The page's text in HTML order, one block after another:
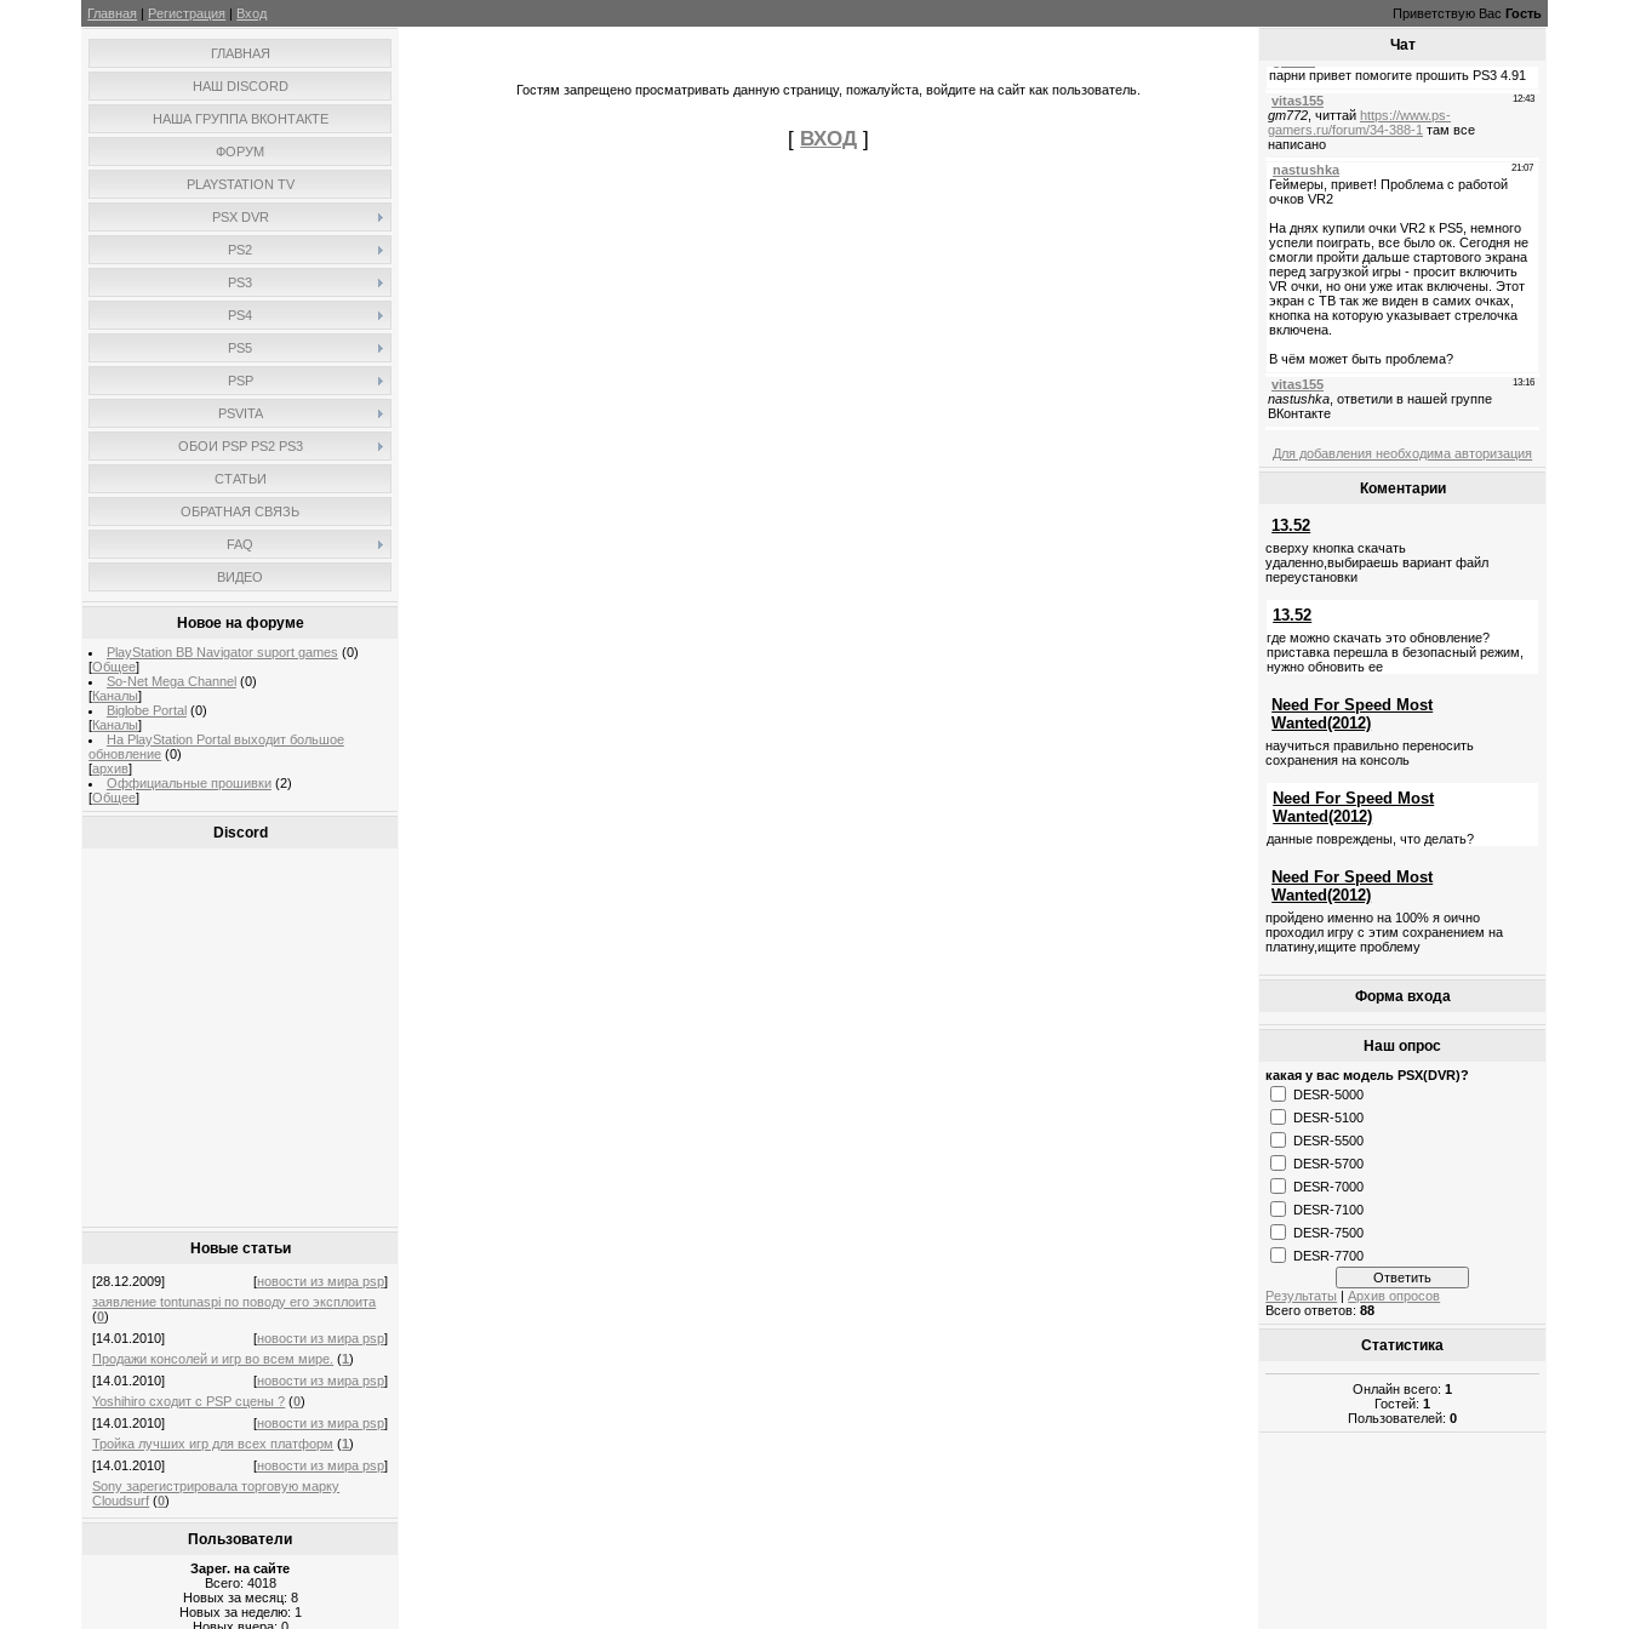
Главная | Регистрация | Вход Приветствую Вас Гость
ГЛАВНАЯ
НАШ DISCORD
НАША ГРУППА ВКОНТАКТЕ
ФОРУМ
PLAYSTATION TV
PSX DVR
PS2
PS3
PS4
PS5
PSP
PSVITA
ОБОИ PSP PS2 PS3
СТАТЬИ
ОБРАТНАЯ СВЯЗЬ
FAQ
ВИДЕО
Новое на форуме
PlayStation BB Navigator suport games (0)
[Общее]
So-Net Mega Channel (0)
[Каналы]
Biglobe Portal (0)
[Каналы]
На PlayStation Portal выходит большое
обновление (0)
[архив]
Оффициальные прошивки (2)
[Общее]
Discord
Новые статьи
[28.12.2009] [новости из мира psp]
заявление tontunaspi по поводу его эксплоита
(0)
[14.01.2010]
[новости из мира psp]
Продажи консолей и игр во всем мире. (1)
[14.01.2010]
[новости из мира psp]
Yoshihiro сходит с PSP сцены ? (0)
[14.01.2010]
[новости из мира psp]
Тройка лучших игр для всех платформ (1)
[14.01.2010]
[новости из мира psp]
Sony зарегистрировала торговую марку
Cloudsurf (0)
Пользователи
Зарег. на сайте
Всего: 4018
Новых за месяц: 8
Новых за неделю: 1
Гостям запрещено просматривать данную страницу, пожалуйста, войдите на сайт как пользователь.
[ ВХОД ]
Чат
Для добавления необходима авторизация
Коментарии
13.52
сверху кнопка скачать
удаленно,выбираешь вариант файл
переустановки
13.52
где можно скачать это обновление?
приставка перешла в безопасный режим,
нужно обновить ее
Need For Speed Most
Wanted(2012)
научиться правильно переносить
сохранения на консоль
Need For Speed Most
Wanted(2012)
данные повреждены, что делать?
Need For Speed Most
Wanted(2012)
пройдено именно на 100% я оично
проходил игру с этим сохранением на
платину,ищите проблему
Форма входа
Наш опрос
какая у вас модель PSX(DVR)?
DESR-5000
DESR-5100
DESR-5500
DESR-5700
DESR-7000
DESR-7100
DESR-7500
DESR-7700
Результаты |Архив опросов
Всего ответов:88
Статистика
Онлайн всего:1
Гостей:1
Пользователей:0